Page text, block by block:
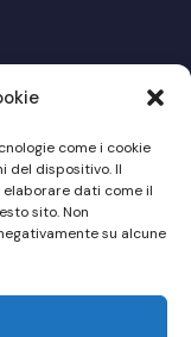
come i cookie
del dispositivo. Il
dati come il
sito. Non
su alcune